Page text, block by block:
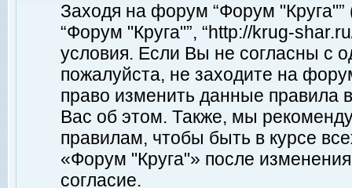
Заходя на форум “Форум
“Форум "Круга"”, “http://krug-
условия. Если Вы не согласны с
пожалуйста, не заходите на
право изменить данные правила
Вас об этом. Также, мы
правилам, чтобы быть в курсе
«Форум "Круга"» после
согласие.